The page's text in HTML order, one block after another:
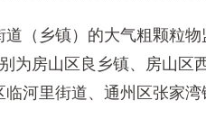
乡镇）的大气粗颗粒物
为房山区良乡镇、房山
河里街道、通州区张家